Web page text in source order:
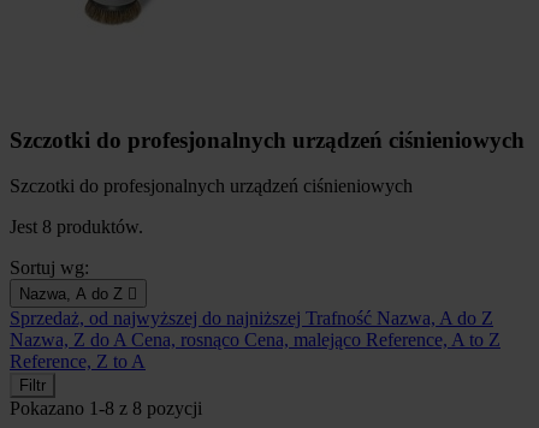
Szczotki do profesjonalnych urządzeń ciśnieniowych
Szczotki do profesjonalnych urządzeń ciśnieniowych
Jest 8 produktów.
Sortuj wg:
Nazwa, A do Z 
Sprzedaż, od najwyższej do najniższej Trafność Nazwa, A do Z
Nazwa, Z do A Cena, rosnąco Cena, malejąco Reference, A to Z
Reference, Z to A
Filtr
Pokazano 1-8 z 8 pozycji